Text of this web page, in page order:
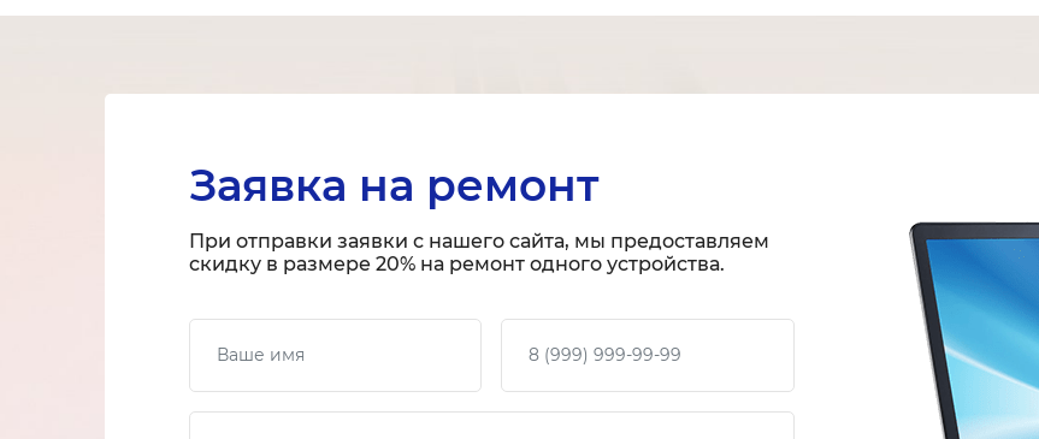
Заявка на ремонт
При отправки заявки с нашего сайта, мы предоставляем
скидку в размере 20% на ремонт одного устройства.
Ваше имя Ваш телефон
Сообщение